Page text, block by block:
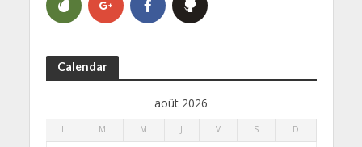
Calendar
août 2026
L M M J V S D